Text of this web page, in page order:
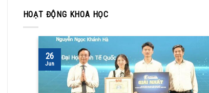
HOẠT ĐỘNG KHOA HỌC
26
Jun